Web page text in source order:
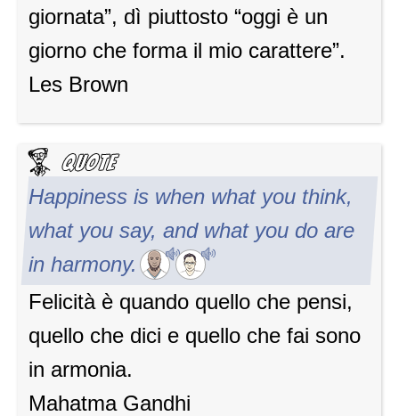
giornata”, dì piuttosto “oggi è un
giorno che forma il mio carattere”.
Les Brown
Happiness is when what you think,
what you say, and what you do are
in harmony.
Felicità è quando quello che pensi,
quello che dici e quello che fai sono
in armonia.
Mahatma Gandhi